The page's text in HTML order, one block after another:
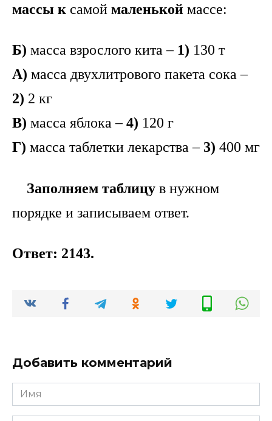
массы к самой маленькой массе:
Б) масса взрослого кита – 1) 130 т
А) масса двухлитрового пакета сока –
2) 2 кг
В) масса яблока –4) 120 г
Г) масса таблетки лекарства – 3) 400 мг
Заполняем таблицу в нужном
порядке и записываем ответ.
Ответ: 2143.
Добавить комментарий
Имя
*